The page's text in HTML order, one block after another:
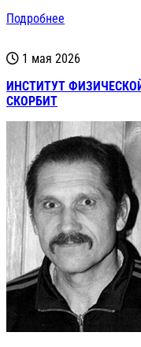
Подробнее
1 мая 2026
ИНСТИТУТ
СКОРБИТ